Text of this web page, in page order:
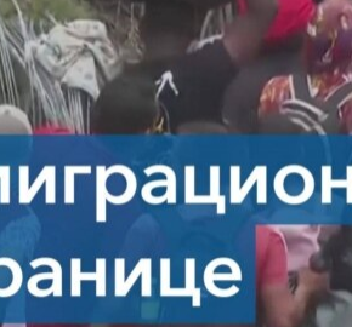
No media